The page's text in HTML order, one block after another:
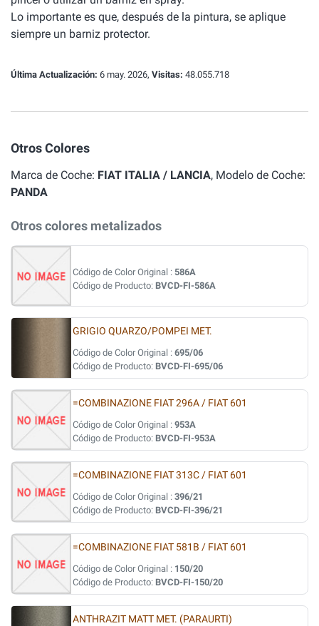
Lo importante es que, después de la pintura, se aplique
siempre un barniz protector.
Última Actualización: 6 may. 2026, Visitas: 48.055.718
Otros Colores
Marca de Coche: FIAT ITALIA / LANCIA, Modelo de Coche:
PANDA
Otros colores metalizados
Código de Color Original : 586A
Código de Producto: BVCD-FI-586A
GRIGIO QUARZO/POMPEI MET.
Código de Color Original : 695/06
Código de Producto: BVCD-FI-695/06
=COMBINAZIONE FIAT 296A / FIAT 601
Código de Color Original : 953A
Código de Producto: BVCD-FI-953A
=COMBINAZIONE FIAT 313C / FIAT 601
Código de Color Original : 396/21
Código de Producto: BVCD-FI-396/21
=COMBINAZIONE FIAT 581B / FIAT 601
Código de Color Original : 150/20
Código de Producto: BVCD-FI-150/20
ANTHRAZIT MATT MET. (PARAURTI)